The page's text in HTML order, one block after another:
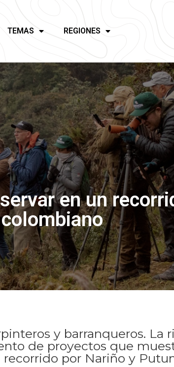
TEMAS REGIONES
en un
y barranqueros. La
de proyectos que
recorrido por Nariño y